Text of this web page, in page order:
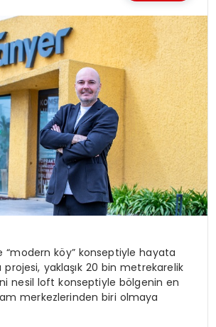
“modern köy” konseptiyle hayata
yaklaşık 20 bin metrekarelik
nesil loft konseptiyle bölgenin en
merkezlerinden biri olmaya